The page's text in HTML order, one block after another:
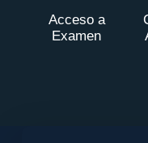
Acceso a
Examen